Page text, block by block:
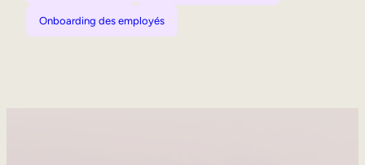
Onboarding des employés